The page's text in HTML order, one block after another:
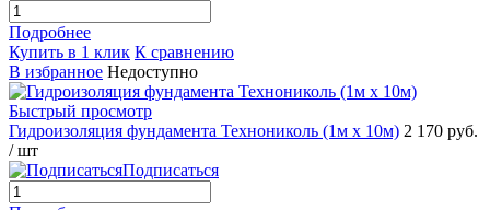
Подробнее
Купить в 1 клик К сравнению
В избранное Недоступно
Быстрый просмотр
Гидроизоляция фундамента Технониколь (1м х 10м) 2 170 руб.
/ шт
Подписаться